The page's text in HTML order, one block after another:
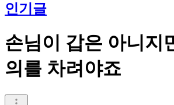
인기글
손님이 갑은 아니지
의를 차려야죠